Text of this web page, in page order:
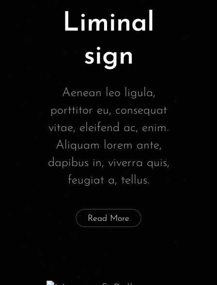
Liminal
sign
Aenean leo ligula,
porttitor eu, consequat
vitae, eleifend ac, enim.
Aliquam lorem ante,
dapibus in, viverra quis,
feugiat a, tellus.
Read More